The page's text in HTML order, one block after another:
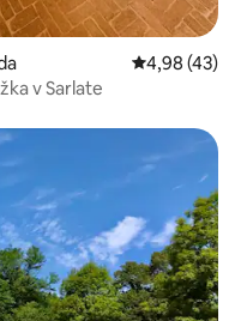
Priemerné
4,98 (43)
v Sarlate